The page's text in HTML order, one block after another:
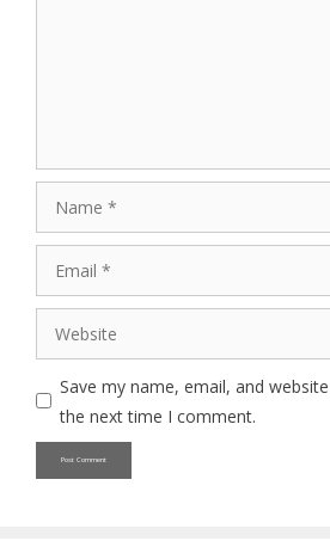
Website
Save my name, email, and
the next time I comment.